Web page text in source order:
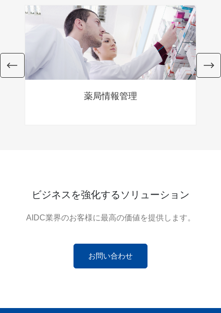
薬局情報管理
ビジネスを強化するソリューション
AIDC業界のお客様に最高の価値を提供します。
お問い合わせ